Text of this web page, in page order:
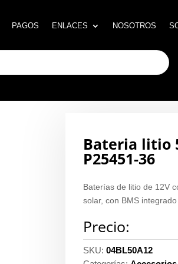
PAGOS ENLACES NOSOTROS
PAGOS ENLACES NOSOTROS
Bateria litio
P25451-36
Baterías de litio de 12V
solar, con BMS
Precio:
SKU:04BL50A12